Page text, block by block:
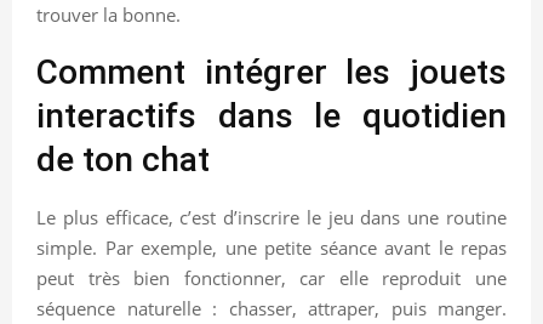
trouver la bonne.
Comment intégrer les jouets
interactifs dans le quotidien
de ton chat
Le plus efficace, c’est d’inscrire le jeu dans une routine
simple. Par exemple, une petite séance avant le repas
peut très bien fonctionner, car elle reproduit une
séquence naturelle : chasser, attraper, puis manger.